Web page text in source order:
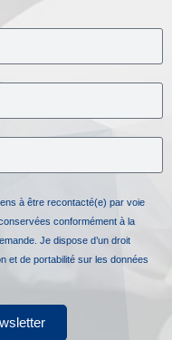
à être recontacté(e) par voie
conformément à la
Je dispose d’un droit
et de portabilité sur les données